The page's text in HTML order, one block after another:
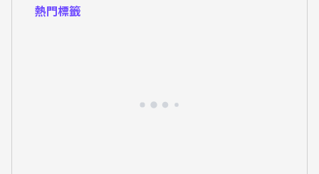
熱門標籤